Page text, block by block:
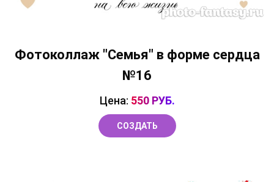
Фотоколлаж "Семья" в форме сердца
№16
Цена: 550 РУБ.
СОЗДАТЬ